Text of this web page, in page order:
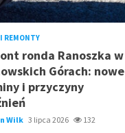
REMONTY
ronda Ranoszka w
Górach: nowe
i przyczyny
Wilk 3 lipca 2026 132